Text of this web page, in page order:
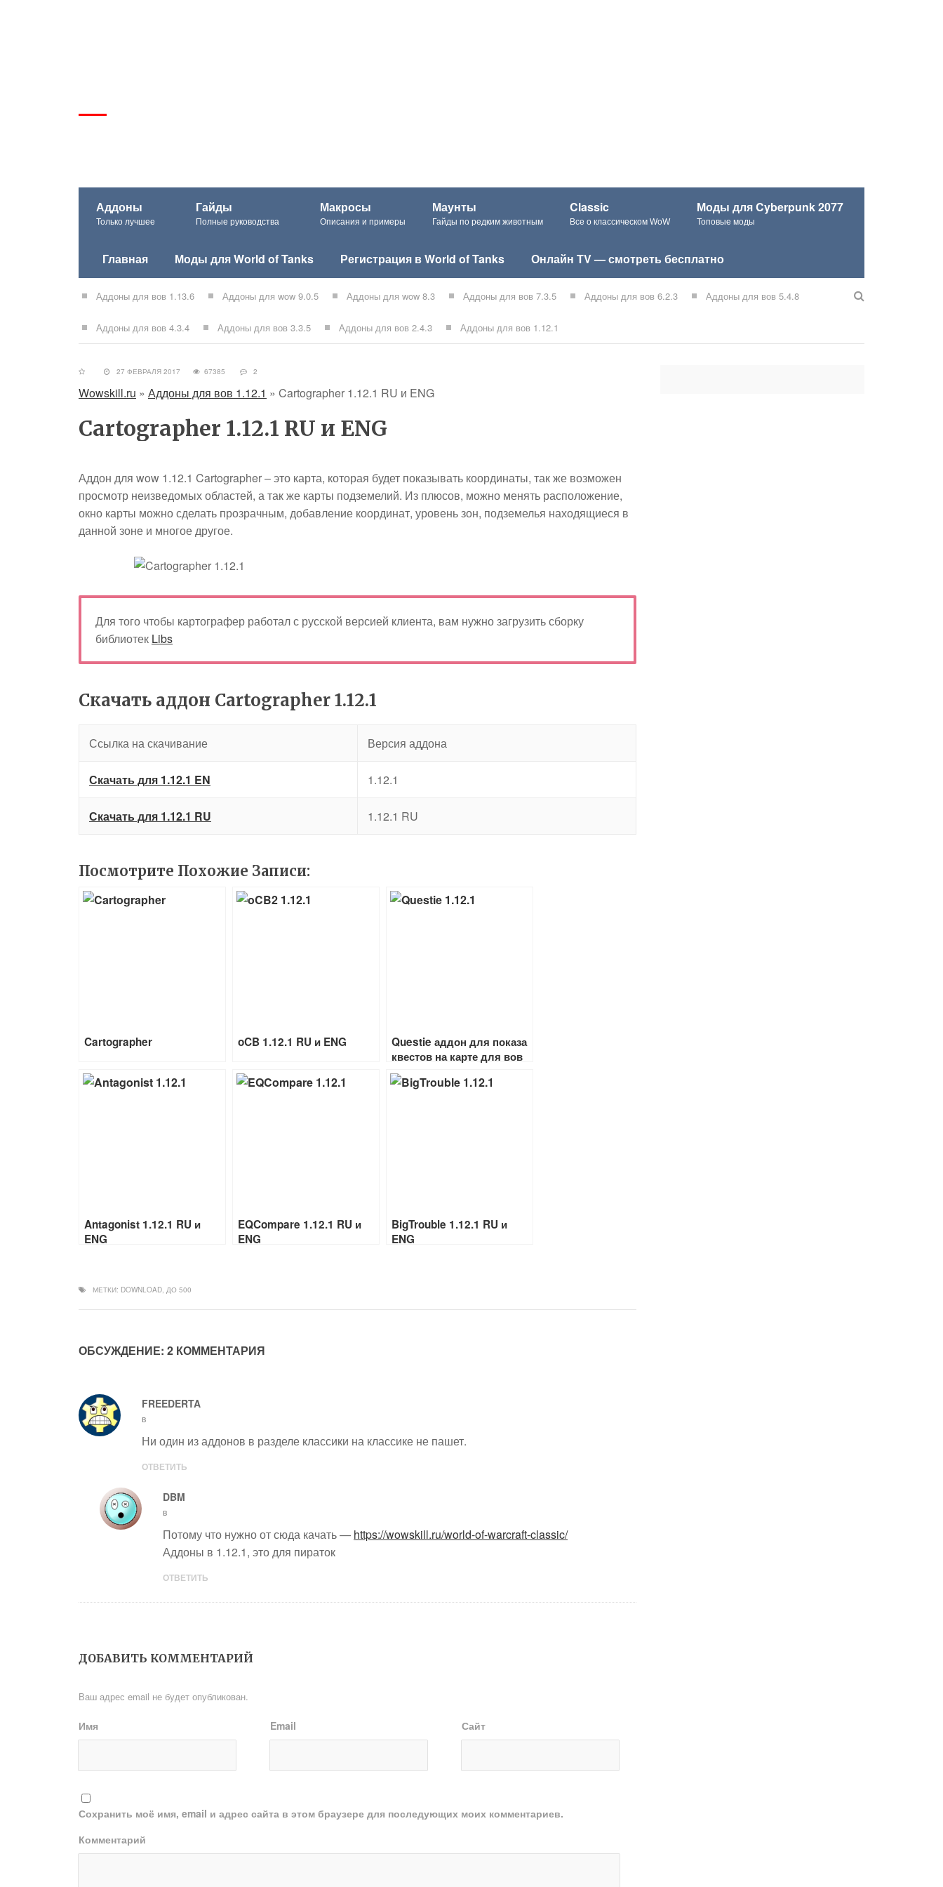
Аддоны
Только лучшее
Гайды
Полные руководства
Макросы
Описания и примеры
Маунты
Гайды по редким животным
Classic
Все о классическом WoW
Моды для Cyberpunk 2077
Топовые моды
Главная Моды для World of Tanks Регистрация в World of Tanks Онлайн TV — смотреть бесплатно
Аддоны для вов 1.13.6 Аддоны для wow 9.0.5 Аддоны для wow 8.3 Аддоны для вов 7.3.5 Аддоны для вов 6.2.3 Аддоны для вов 5.4.8
Аддоны для вов 4.3.4 Аддоны для вов 3.3.5 Аддоны для вов 2.4.3 Аддоны для вов 1.12.1
27 ФЕВРАЛЯ 2017 67385 2
Wowskill.ru » Аддоны для вов 1.12.1 » Cartographer 1.12.1 RU и ENG
Cartographer 1.12.1 RU и ENG
Аддон для wow 1.12.1 Cartographer – это карта, которая будет показывать координаты, так же возможен
просмотр неизведомых областей, а так же карты подземелий. Из плюсов, можно менять расположение,
окно карты можно сделать прозрачным, добавление координат, уровень зон, подземелья находящиеся в
данной зоне и многое другое.
Для того чтобы картографер работал с русской версией клиента, вам нужно загрузить сборку
библиотек Libs
Скачать аддон Cartographer 1.12.1
Ссылка на скачивание Версия аддона
Скачать для 1.12.1 EN 1.12.1
Скачать для 1.12.1 RU 1.12.1 RU
Посмотрите Похожие Записи:
Cartographer oCB 1.12.1 RU и ENG
Questie аддон для показа
квестов на карте для вов
классик RU и ENG
Antagonist 1.12.1 RU и
ENG
EQCompare 1.12.1 RU и
ENG
BigTrouble 1.12.1 RU и
ENG
МЕТКИ: DOWNLOAD, ДО 500
ОБСУЖДЕНИЕ: 2 КОММЕНТАРИЯ
FREEDERTA
в
Ни один из аддонов в разделе классики на классике не пашет.
ОТВЕТИТЬ
DBM
в
Потому что нужно от сюда качать — https://wowskill.ru/world-of-warcraft-classic/
Аддоны в 1.12.1, это для пираток
ОТВЕТИТЬ
ДОБАВИТЬ КОММЕНТАРИЙ
Ваш адрес email не будет опубликован.
Имя Email Сайт
Сохранить моё имя, email и адрес сайта в этом браузере для последующих моих комментариев.
Комментарий